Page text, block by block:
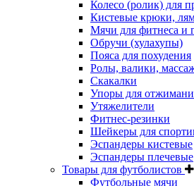
Колесо (ролик) для
Кистевые крюки,
Мячи для фитнеса и
Обручи (хулахупы)
Пояса для похудения
Ролы, валики,
Скакалки
Упоры для
Утяжелители
Фитнес-резинки
Шейкеры для
Эспандеры кистевые
Эспандеры плечевые
Товары для футболистов
Футбольные мячи